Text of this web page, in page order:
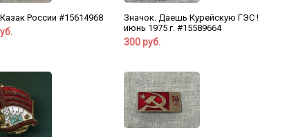
России #15614968
Значок. Даешь Курейскую ГЭС !
июнь 1975 г. #15589664
300 руб.